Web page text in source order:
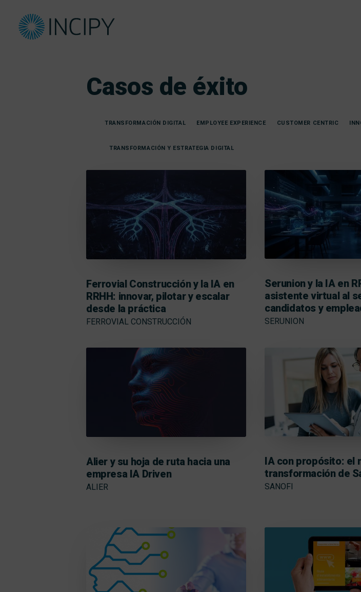
Casos de éxito
TRANSFORMACIÓN DIGITAL EMPLOYEE EXPERIENCE CUSTOMER CENTRIC
TRANSFORMACIÓN Y ESTRATEGIA DIGITAL
Ferrovial Construcción y la IA en
RRHH: innovar, pilotar y escalar
desde la práctica
FERROVIAL CONSTRUCCIÓN
Serunion y la IA en
asistente virtual al
candidatos y
SERUNION
Alier y su hoja de ruta hacia una
empresa IA Driven
ALIER
IA con propósito: el
transformación de
SANOFI